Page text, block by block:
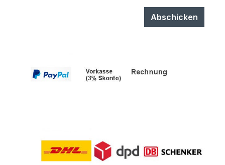
Abschicken